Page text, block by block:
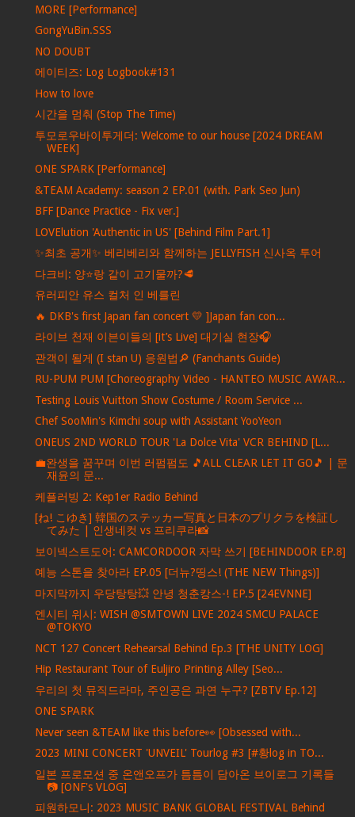
MORE [Performance]
GongYuBin.SSS
NO DOUBT
에이티즈: Log Logbook#131
How to love
시간을 멈춰 (Stop The Time)
투모로우바이투게더: Welcome to our house [2024 DREAM
WEEK]
ONE SPARK [Performance]
&TEAM Academy: season 2 EP.01 (with. Park Seo Jun)
BFF [Dance Practice - Fix ver.]
LOVElution 'Authentic in US' [Behind Film Part.1]
✨최초 공개✨ 베리베리와 함께하는 JELLYFISH 신사옥 투어
다크비: 양⭐️랑 같이 고기물까?🥩
유러피안 유스 컬처 인 베를린
🔥 DKB's first Japan fan concert 💛 ]Japan fan con...
라이브 천재 이븐이들의 [it’s Live] 대기실 현장🎧
관객이 될게 (I stan U) 응원법🔎 (Fanchants Guide)
RU-PUM PUM [Choreography Video - HANTEO MUSIC AWAR...
Testing Louis Vuitton Show Costume / Room Service ...
Chef SooMin's Kimchi soup with Assistant YooYeon
ONEUS 2ND WORLD TOUR 'La Dolce Vita' VCR BEHIND [L...
💼완생을 꿈꾸며 이번 러펌펌도 🎵ALL CLEAR LET IT GO🎵 | 문
재윤의 문...
케플러빙 2: Kep1er Radio Behind
[ね! こゆき] 韓国のステッカー写真と日本のプリクラを検証し
てみた | 인생네컷 vs 프리쿠라📸
보이넥스트도어: CAMCORDOOR 자막 쓰기 [BEHINDOOR EP.8]
예능 스톤을 찾아라 EP.05 [더뉴?띵스! (THE NEW Things)]
마지막까지 우당탕탕💥 안녕 청춘캉스-! EP.5 [24EVNNE]
엔시티 위시: WISH @SMTOWN LIVE 2024 SMCU PALACE
@TOKYO
NCT 127 Concert Rehearsal Behind Ep.3 [THE UNITY LOG]
Hip Restaurant Tour of Euljiro Printing Alley [Seo...
우리의 첫 뮤직드라마, 주인공은 과연 누구? [ZBTV Ep.12]
ONE SPARK
Never seen &TEAM like this before👀 [Obsessed with...
2023 MINI CONCERT 'UNVEIL' Tourlog #3 [#황log in TO...
일본 프로모션 중 온앤오프가 틈틈이 담아온 브이로그 기록들
📷 [ONF's VLOG]
피원하모니: 2023 MUSIC BANK GLOBAL FESTIVAL Behind